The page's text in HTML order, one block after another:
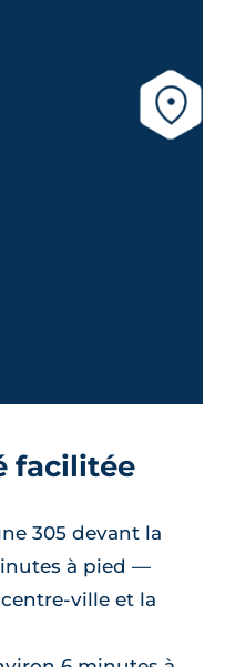
facilitée
305 devant la
à pied —
ville et la